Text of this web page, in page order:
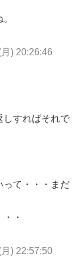
) 20:26:46
しすればそれで
って・・・まだ
・
) 22:57:50